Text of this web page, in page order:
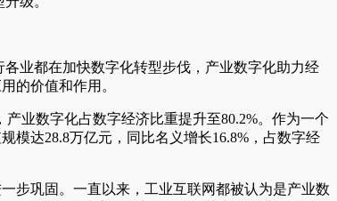
业都在加快数字化转型步伐，产业数字化助力经
的价值和作用。
业数字化占数字经济比重提升至80.2%。作为一个
模达28.8万亿元，同比名义增长16.8%，占数字经
步巩固。一直以来，工业互联网都被认为是产业数